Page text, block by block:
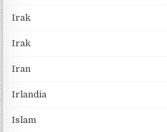
Irak
Irak
Iran
Irlandia
Islam